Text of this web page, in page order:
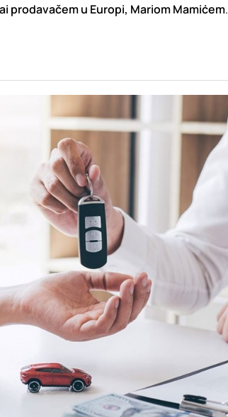
prodavačem u Europi, Mariom Mamićem.